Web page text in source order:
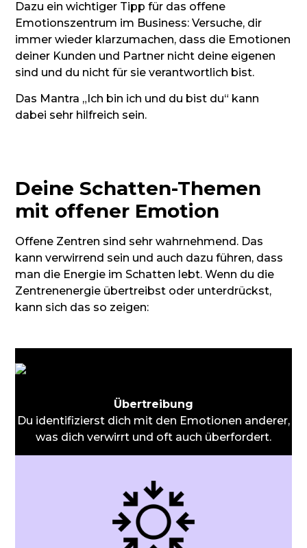
Dazu ein wichtiger Tipp für das offene
Emotionszentrum im Business: Versuche, dir
immer wieder klarzumachen, dass die Emotionen
deiner Kunden und Partner nicht deine eigenen
sind und du nicht für sie verantwortlich bist.
Das Mantra „Ich bin ich und du bist du“ kann
dabei sehr hilfreich sein.
Deine Schatten-Themen
mit offener Emotion
Offene Zentren sind sehr wahrnehmend. Das
kann verwirrend sein und auch dazu führen, dass
man die Energie im Schatten lebt. Wenn du die
Zentrenenergie übertreibst oder unterdrückst,
kann sich das so zeigen:
Übertreibung
Du identifizierst dich mit den Emotionen anderer,
was dich verwirrt und oft auch überfordert.